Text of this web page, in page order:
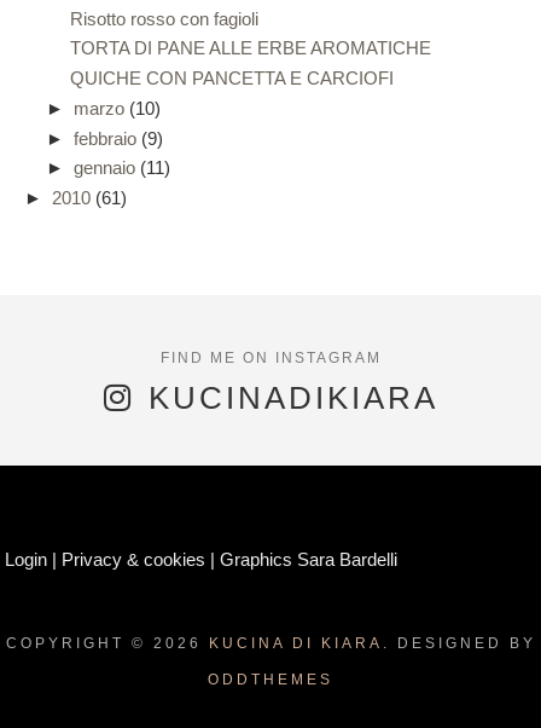
Risotto rosso con fagioli
TORTA DI PANE ALLE ERBE AROMATICHE
QUICHE CON PANCETTA E CARCIOFI
► marzo (10)
► febbraio (9)
► gennaio (11)
► 2010 (61)
KUCINADIKIARA
Login | Privacy & cookies |Graphics Sara Bardelli
COPYRIGHT © 2026 KUCINA DI KIARA. DESIGNED BY
ODDTHEMES